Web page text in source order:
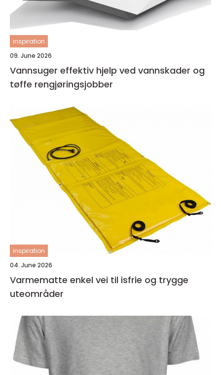
inspiration
09. June 2026
Vannsuger effektiv hjelp ved vannskader og
tøffe rengjøringsjobber
inspiration
04. June 2026
Varmematte enkel vei til isfrie og trygge
uteområder